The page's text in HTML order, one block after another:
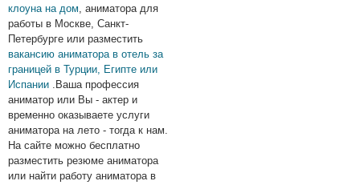
клоуна на дом , аниматора для
работы в Москве, Санкт-
Петербурге или разместить
вакансию аниматора в отель за
границей в Турции, Египте или
Испании .Ваша профессия
аниматор или Вы - актер и
временно оказываете услуги
аниматора на лето - тогда к нам.
На сайте можно бесплатно
разместить резюме аниматора
или найти работу аниматора в